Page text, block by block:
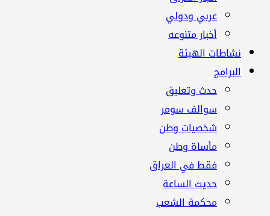
عربي ودولي
أخبار متنوعه
نشاطات الهيئة
البرامج
حدث وتعليق
سوالف سومر
شخصيات وطن
مأساة وطن
فقط في العراق
حديث الساعة
محكمة الشعب